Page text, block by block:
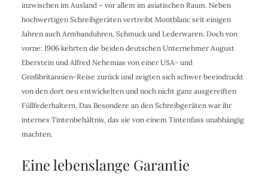
inzwischen im Ausland – vor allem im asiatischen Raum. Neben
hochwertigen Schreibgeräten vertreibt Montblanc seit einigen
Jahren auch Armbanduhren, Schmuck und Lederwaren. Doch von
vorne: 1906 kehrten die beiden deutschen Unternehmer August
Eberstein und Alfred Nehemias von einer USA- und
Großbritannien-Reise zurück und zeigten sich schwer beeindruckt
von den dort neu entwickelten und noch nicht ganz ausgereiften
Füllfederhaltern. Das Besondere an den Schreibgeräten war ihr
internes Tintenbehältnis, das sie von einem Tintenfass unabhängig
machten.
Eine lebenslange Garantie